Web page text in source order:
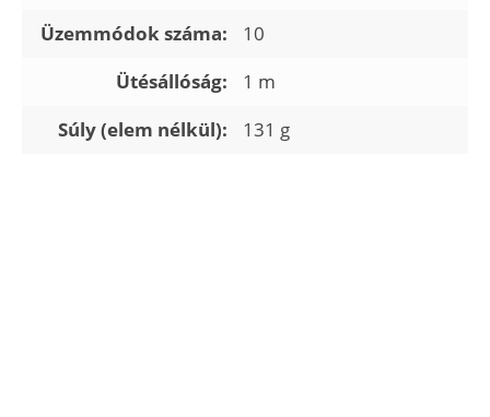
Üzemmódok száma:
10
Ütésállóság:
1 m
Súly (elem nélkül):
131 g